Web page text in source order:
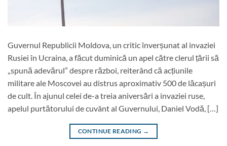
Guvernul Republicii Moldova, un critic înverșunat al invaziei
Rusiei în Ucraina, a făcut duminică un apel către clerul țării să
„spună adevărul” despre război, reiterând că acțiunile
militare ale Moscovei au distrus aproximativ 500 de lăcașuri
de cult. În ajunul celei de-a treia aniversări a invaziei ruse,
apelul purtătorului de cuvânt al Guvernului, Daniel Vodă, […]
CONTINUE READING →